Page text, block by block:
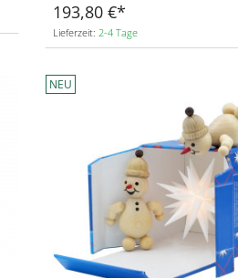
193,80 €
Lieferzeit: 2-4 Tage
NEU